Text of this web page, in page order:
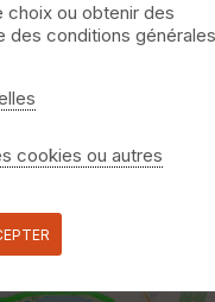
choix ou obtenir des
des conditions générales
cookies ou autres